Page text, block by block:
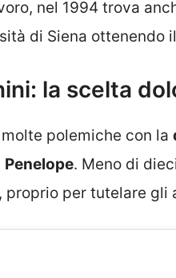
nel 1994 trova
di Siena ottenendo
la scelta
polemiche con la
Penelope. Meno di
per tutelare gli